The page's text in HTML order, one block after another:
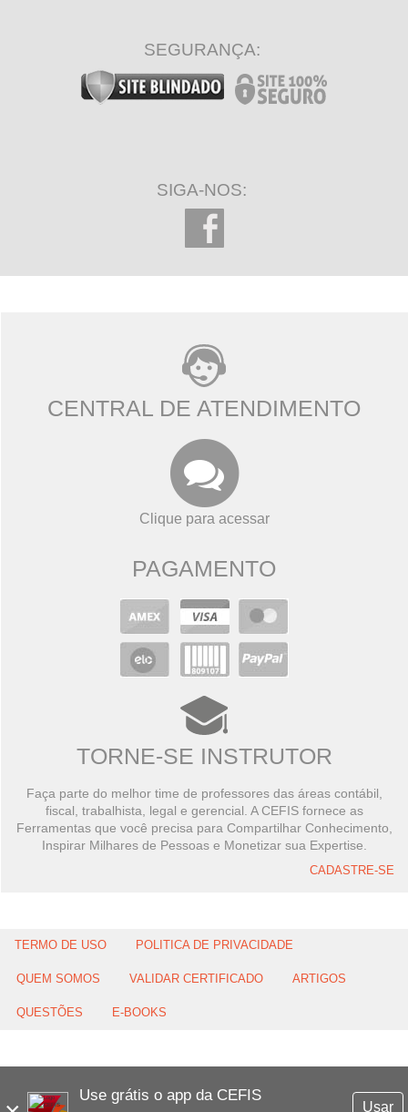
Use grátis o app da CEFIS
Usar
SEGURANÇA:
SIGA-NOS:
CENTRAL DE ATENDIMENTO
Clique para acessar
PAGAMENTO
TORNE-SE INSTRUTOR
Faça parte do melhor time de professores das áreas contábil,
fiscal, trabalhista, legal e gerencial. A CEFIS fornece as
Ferramentas que você precisa para Compartilhar Conhecimento,
Inspirar Milhares de Pessoas e Monetizar sua Expertise.
CADASTRE-SE
TERMO DE USO POLITICA DE PRIVACIDADE
QUEM SOMOS VALIDAR CERTIFICADO ARTIGOS
QUESTÕES E-BOOKS